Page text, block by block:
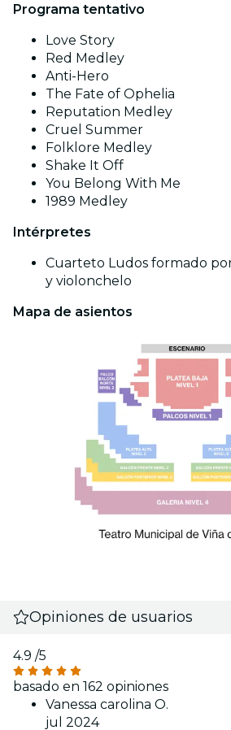
Programa tentativo
Love Story
Red Medley
Anti-Hero
The Fate of Ophelia
Reputation Medley
Cruel Summer
Folklore Medley
Shake It Off
You Belong With Me
1989 Medley
Intérpretes
Cuarteto Ludos formado
y violonchelo
Mapa de asientos
Opiniones de usuarios
4.9 /5
basado en 162 opiniones
Vanessa carolina O.
jul 2024